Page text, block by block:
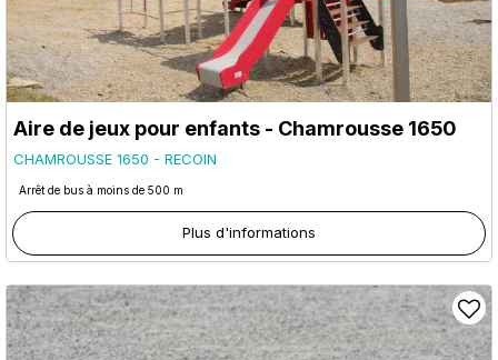
Aire de jeux pour enfants - Chamrousse 1650
CHAMROUSSE 1650 - RECOIN
Arrêt de bus à moins de 500 m
Plus d'informations